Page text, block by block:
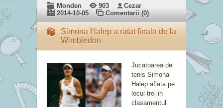
Monden 903
Cezar
2014-10-05
Comentarii (0)
Simona Halep a ratat finala de la
Wimbledon
Jucatoarea de
tenis Simona
Halep aflata pe
locul trei in
clasamentul